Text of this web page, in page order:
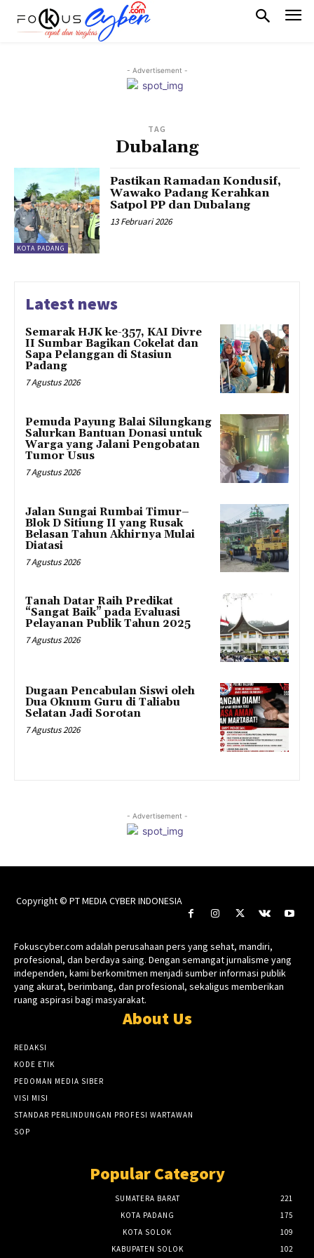
- Advertisement -
TAG
Dubalang
KOTA PADANG
Pastikan Ramadan Kondusif,
Wawako Padang Kerahkan
Satpol PP dan Dubalang
13 Februari 2026
Latest news
Semarak HJK ke-357, KAI Divre
II Sumbar Bagikan Cokelat dan
Sapa Pelanggan di Stasiun
Padang
7 Agustus 2026
Pemuda Payung Balai Silungkang
Salurkan Bantuan Donasi untuk
Warga yang Jalani Pengobatan
Tumor Usus
7 Agustus 2026
Jalan Sungai Rumbai Timur–
Blok D Sitiung II yang Rusak
Belasan Tahun Akhirnya Mulai
Diatasi
7 Agustus 2026
Tanah Datar Raih Predikat
“Sangat Baik” pada Evaluasi
Pelayanan Publik Tahun 2025
7 Agustus 2026
Dugaan Pencabulan Siswi oleh
Dua Oknum Guru di Taliabu
Selatan Jadi Sorotan
7 Agustus 2026
- Advertisement -
Copyright © PT MEDIA CYBER INDONESIA
Fokuscyber.com adalah perusahaan pers yang sehat, mandiri,
profesional, dan berdaya saing. Dengan semangat jurnalisme yang
independen, kami berkomitmen menjadi sumber informasi publik
yang akurat, berimbang, dan profesional, sekaligus memberikan
ruang aspirasi bagi masyarakat.
About Us
REDAKSI
KODE ETIK
PEDOMAN MEDIA SIBER
VISI MISI
STANDAR PERLINDUNGAN PROFESI WARTAWAN
SOP
Popular Category
SUMATERA BARAT
221
KOTA PADANG
175
KOTA SOLOK
109
KABUPATEN SOLOK
102